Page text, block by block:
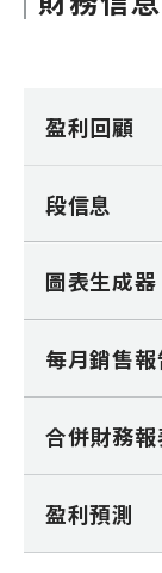
盈利回顧
段信息
圖表生成器
每月銷售報
合併財務報
盈利預測